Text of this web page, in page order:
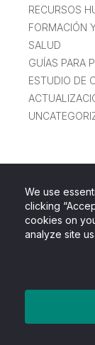
We use
clicking
cookies on
analyze site
RECURSOS
FORMACIÓN
SALUD
GUÍAS PARA
ESTUDIO DE